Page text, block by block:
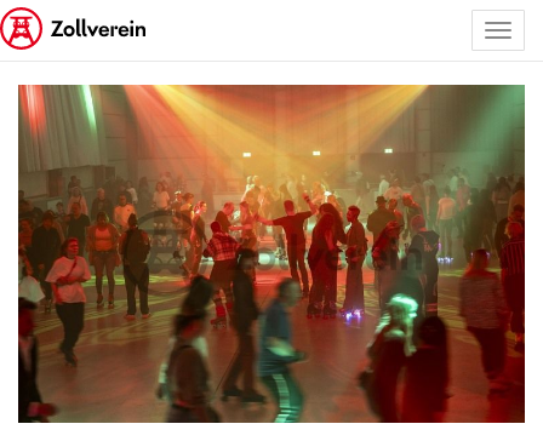
ALLE BILDER AUSWÄHLEN